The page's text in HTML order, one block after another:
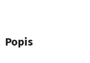
Popis